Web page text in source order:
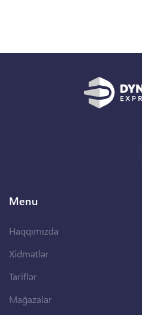
Menu
Haqqımızda
Xidmətlər
Tariflər
Mağazalar